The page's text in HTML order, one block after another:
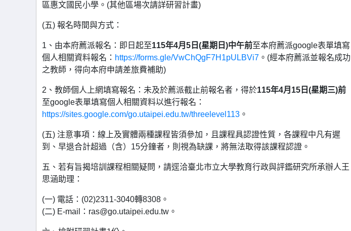
區惠文國民小學。(其他區場次請詳研習計畫)
(五) 報名時間與方式：
1、由本府薦派報名：即日起至115年4月5日(星期日)中午前至本府薦派google表單填寫
個人相關資料報名： https://forms.gle/VwChQgF7H1pULBVi7 。(經本府薦派並報名成功
之教師，得向本府申請差旅費補助)
2、教師個人上網填寫報名：未及於薦派截止前報名者，得於115年4月15日(星期三)前
至google表單填寫個人相關資料以進行報名：
https://sites.google.com/go.utaipei.edu.tw/threelevel113 。
(五) 注意事項：線上及實體兩種課程皆須參加，且課程具認證性質，各課程中凡有遲
到、早退合計超過（含）15分鐘者，則視為缺課，將無法取得該課程認證。
五、若有旨揭培訓課程相關疑問，請逕洽臺北市立大學教育行政與評鑑研究所承辦人王
思涵助理：
(一) 電話：(02)2311-3040轉8308。
(二) E-mail：ras@go.utaipei.edu.tw。